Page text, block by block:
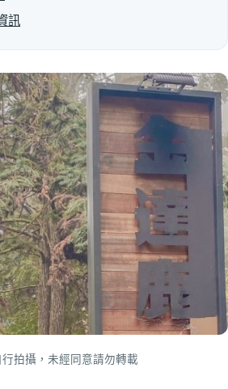
訊
行拍攝，未經同意請勿轉載